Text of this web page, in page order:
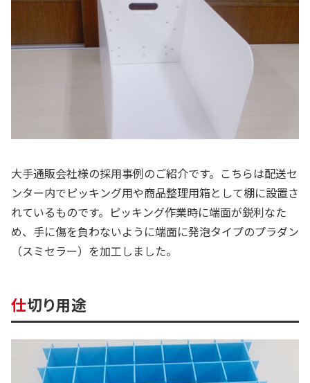
大手通販会社様の採用事例のご紹介です。こちらは配送セ
ンター内でピッキング用や商品整理用箱として棚に設置さ
れているものです。ピッキング作業時に端面が鋭利なた
め、手に傷を負わないように端面に発泡タイプのプラダン
（スミセラー）を加工しました。
仕切り用途